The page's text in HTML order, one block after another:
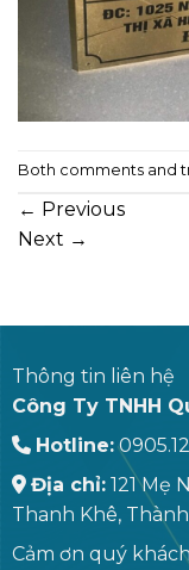
Both comments and
← Previous
Next →
Thông tin liên hệ
Công Ty TNHH
Hotline:
Địa chỉ:121 Mẹ
Thanh Khê,
Cảm ơn quý